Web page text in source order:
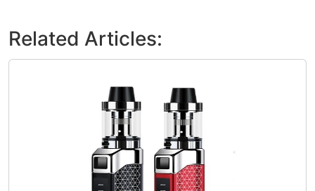
Related Articles: